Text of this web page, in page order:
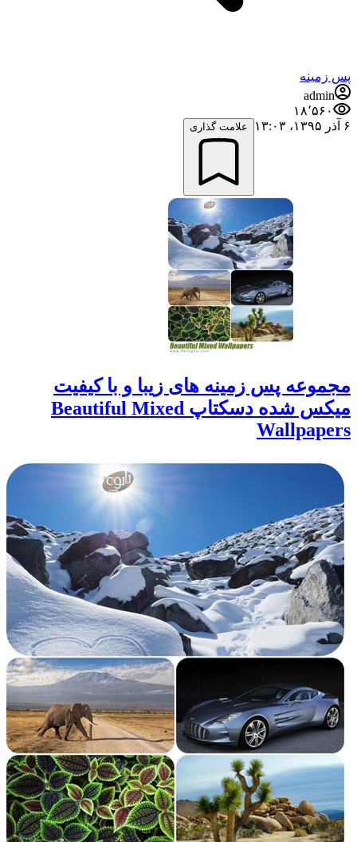
پس زمینه
admin
۱۸٬۵۶۰
۶ آذر ۱۳۹۵،‏ ۱۳:۰۳
علامت گذاری
مجموعه پس زمینه های زیبا و با کیفیت
میکس شده دسکتاپ Beautiful Mixed
Wallpapers